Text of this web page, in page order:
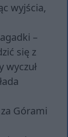
wyjścia,
–
się z
wyczuł
Górami